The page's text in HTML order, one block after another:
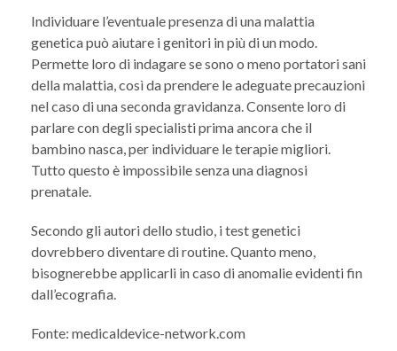
Individuare l’eventuale presenza di una malattia
genetica può aiutare i genitori in più di un modo.
Permette loro di indagare se sono o meno portatori sani
della malattia, così da prendere le adeguate precauzioni
nel caso di una seconda gravidanza. Consente loro di
parlare con degli specialisti prima ancora che il
bambino nasca, per individuare le terapie migliori.
Tutto questo è impossibile senza una diagnosi
prenatale.
Secondo gli autori dello studio, i test genetici
dovrebbero diventare di routine. Quanto meno,
bisognerebbe applicarli in caso di anomalie evidenti fin
dall’ecografia.
Fonte: medicaldevice-network.com